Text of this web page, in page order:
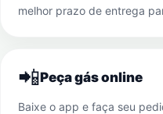
melhor prazo de entrega
📲Peça gás online
Baixe o app e faça seu